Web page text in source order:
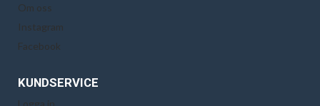
Om oss
Instagram
Facebook
KUNDSERVICE